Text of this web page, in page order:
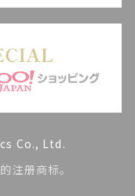
Co., Ltd.
册商标。